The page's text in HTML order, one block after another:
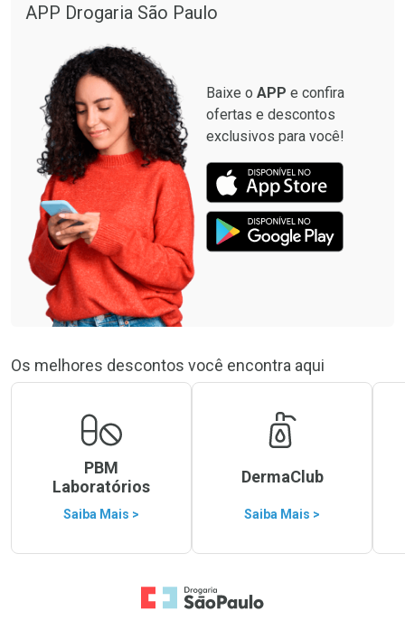
APP Drogaria São Paulo
Baixe o APP e confira
ofertas e descontos
exclusivos para você!
Os melhores descontos você encontra aqui
PBM
Laboratórios
Saiba Mais >
DermaClub
Saiba Mais >
Ir para a Home